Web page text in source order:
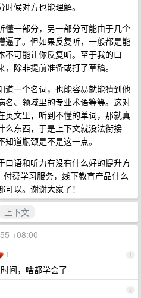
候对方也能理解。
懂一部分，另一部分可能由于几个
逼了。但如果反复听，一般都是能
不可能让你反复听。至于我的口
除非提前准备或打了草稿。
道一个名词，也能容易就能猜到他
名、领域里的专业术语等等。这对
英文里，听到不懂的单词，那就真
么东西，于是上下文就没法衔接
道瓶颈是不是这一点。
口语和听力有没有什么好的提升方
费学习服务，线下教育产品什么
以。谢谢大家了！
上下文
+08:00
1
1
间，啥都学会了
2